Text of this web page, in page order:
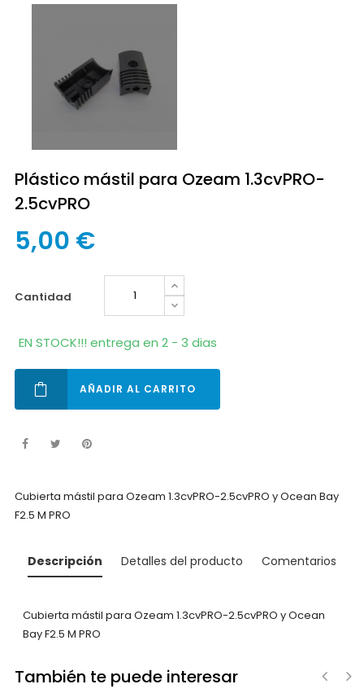
Plástico mástil para Ozeam 1.3cvPRO-
2.5cvPRO
5,00 €
cantidad
EN STOCK!!! entrega en 2 - 3 dias
AÑADIR AL CARRITO
Cubierta mástil para Ozeam 1.3cvPRO-2.5cvPRO y Ocean Bay
F2.5 M PRO
Descripción Detalles del producto Comentarios
Cubierta mástil para Ozeam 1.3cvPRO-2.5cvPRO y Ocean
Bay F2.5 M PRO
También te puede interesar